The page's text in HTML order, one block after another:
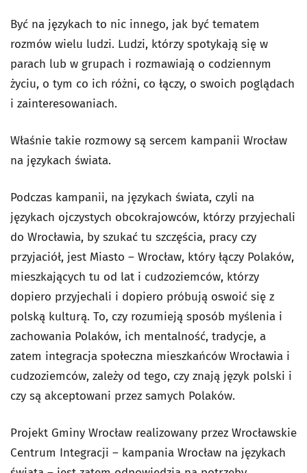
Być na językach to nic innego, jak być tematem
rozmów wielu ludzi. Ludzi, którzy spotykają się w
parach lub w grupach i rozmawiają o codziennym
życiu, o tym co ich różni, co łączy, o swoich poglądach
i zainteresowaniach.
Właśnie takie rozmowy są sercem kampanii Wrocław
na językach świata.
Podczas kampanii, na językach świata, czyli na
językach ojczystych obcokrajowców, którzy przyjechali
do Wrocławia, by szukać tu szczęścia, pracy czy
przyjaciół, jest Miasto – Wrocław, który łączy Polaków,
mieszkających tu od lat i cudzoziemców, którzy
dopiero przyjechali i dopiero próbują oswoić się z
polską kulturą. To, czy rozumieją sposób myślenia i
zachowania Polaków, ich mentalność, tradycje, a
zatem integracja społeczna mieszkańców Wrocławia i
cudzoziemców, zależy od tego, czy znają język polski i
czy są akceptowani przez samych Polaków.
Projekt Gminy Wrocław realizowany przez Wrocławskie
Centrum Integracji – kampania Wrocław na językach